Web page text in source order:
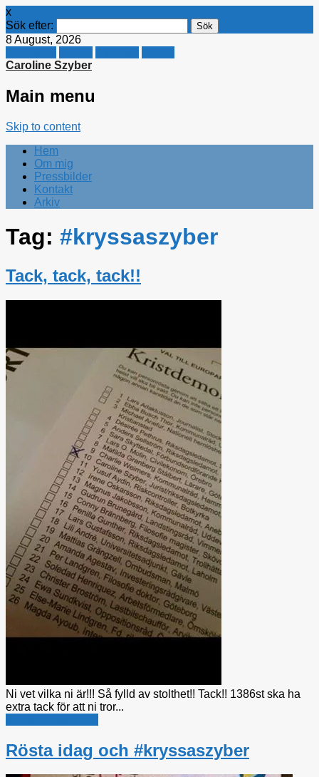
x
Sök efter:
8 August, 2026
Caroline Szyber
Main menu
Skip to content
Hem
Om mig
Pressbilder
Kontakt
Arkiv
Tag: #kryssaszyber
Tack, tack, tack!!
Ni vet vilka ni är!!! Så fylld av stolthet!! Tack!! 1386st ska ha
extra tack för att ni tror...
Rösta idag och #kryssaszyber